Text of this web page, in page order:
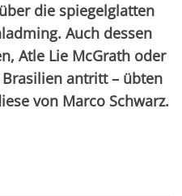
die spiegelglatten
Auch dessen
Atle Lie McGrath oder
antritt – übten
von Marco Schwarz.